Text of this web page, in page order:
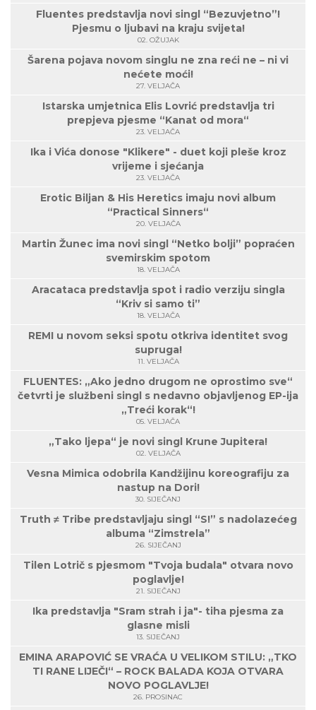
Fluentes predstavlja novi singl “Bezuvjetno”!
Pjesmu o ljubavi na kraju svijeta!
02. OŽUJAK
Šarena pojava novom singlu ne zna reći ne – ni vi
nećete moći!
27. VELJAČA
Istarska umjetnica Elis Lovrić predstavlja tri
prepjeva pjesme “Kanat od mora“
23. VELJAČA
Ika i Vića donose "Klikere" - duet koji pleše kroz
vrijeme i sjećanja
23. VELJAČA
Erotic Biljan & His Heretics imaju novi album
“Practical Sinners“
20. VELJAČA
Martin Žunec ima novi singl “Netko bolji” popraćen
svemirskim spotom
18. VELJAČA
Aracataca predstavlja spot i radio verziju singla
“Kriv si samo ti”
18. VELJAČA
REMI u novom seksi spotu otkriva identitet svog
supruga!
11. VELJAČA
FLUENTES: „Ako jedno drugom ne oprostimo sve“
četvrti je službeni singl s nedavno objavljenog EP-ija
„Treći korak“!
05. VELJAČA
„Tako ljepa“ je novi singl Krune Jupitera!
02. VELJAČA
Vesna Mimica odobrila Kandžijinu koreografiju za
nastup na Dori!
30. SIJEČANJ
Truth ≠ Tribe predstavljaju singl “S!” s nadolazećeg
albuma “Zimstrela”
26. SIJEČANJ
Tilen Lotrič s pjesmom "Tvoja budala" otvara novo
poglavlje!
21. SIJEČANJ
Ika predstavlja "Sram strah i ja"- tiha pjesma za
glasne misli
13. SIJEČANJ
EMINA ARAPOVIĆ SE VRAĆA U VELIKOM STILU: „TKO
TI RANE LIJEČI“ – ROCK BALADA KOJA OTVARA
NOVO POGLAVLJE!
26. PROSINAC